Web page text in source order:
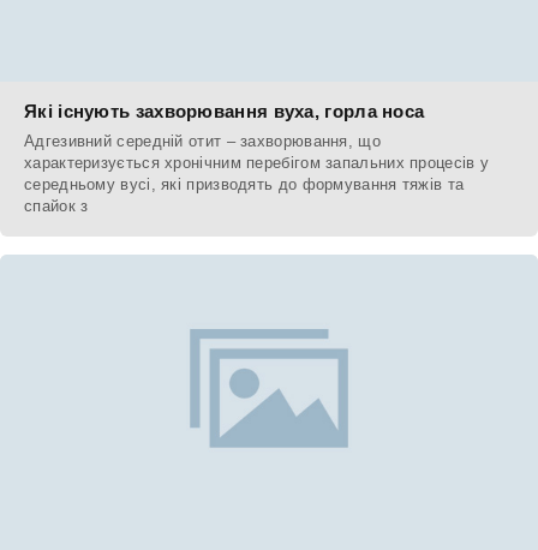
Які існують захворювання вуха, горла носа
Адгезивний середній отит – захворювання, що
характеризується хронічним перебігом запальних процесів у
середньому вусі, які призводять до формування тяжів та
спайок з